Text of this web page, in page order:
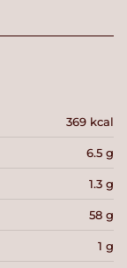
369 kcal
6.5 g
1.3 g
58 g
1 g